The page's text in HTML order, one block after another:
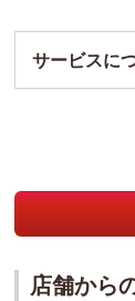
サービスに
店舗から